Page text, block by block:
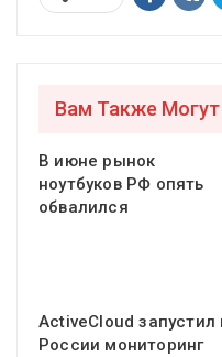
Вам Также
В июне рынок
ноутбуков РФ опять
обвалился
ActiveCloud запустил
России мониторинг